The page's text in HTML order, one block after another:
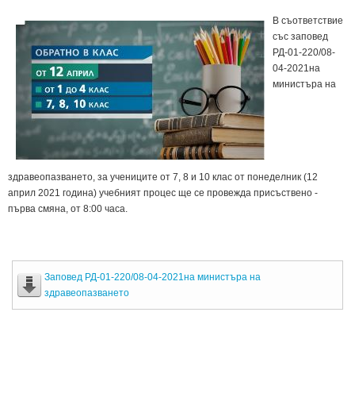
В съответствие
със заповед
РД-01-220/08-
04-2021на
министъра на
здравеопазването, за учениците от 7, 8 и 10 клас от понеделник (12
април 2021 година) учебният процес ще се провежда присъствено -
първа смяна, от 8:00 часа.
Заповед РД-01-220/08-04-2021на министъра на
здравеопазването